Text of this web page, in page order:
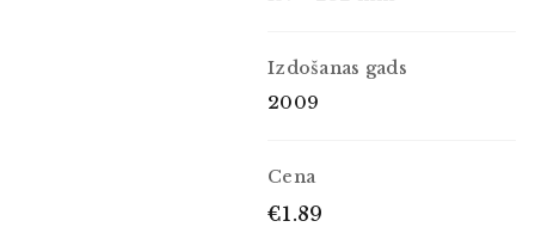
Izdošanas gads
2009
Cena
€1.89